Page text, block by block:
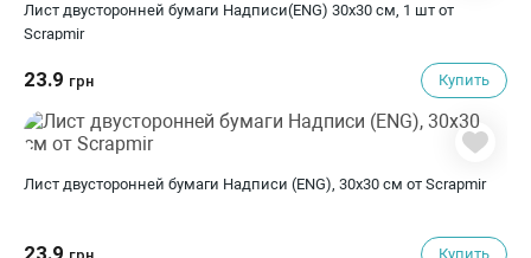
Лист двусторонней бумаги Надписи(ENG) 30x30 см, 1 шт от
Scrapmir
23.9 грн Купить
Лист двусторонней бумаги Надписи (ENG), 30x30 см от Scrapmir
23.9 грн Купить